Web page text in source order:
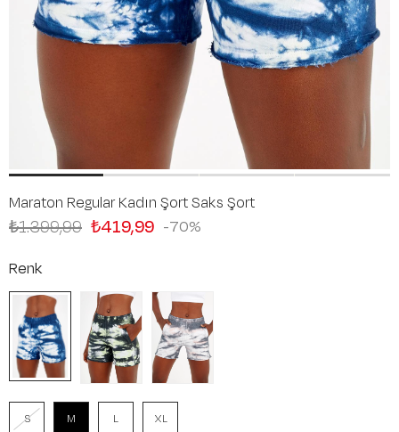
Maraton Regular Kadın Şort Saks Şort
70
₺1.399,99 ₺419,99
Renk
S M L XL